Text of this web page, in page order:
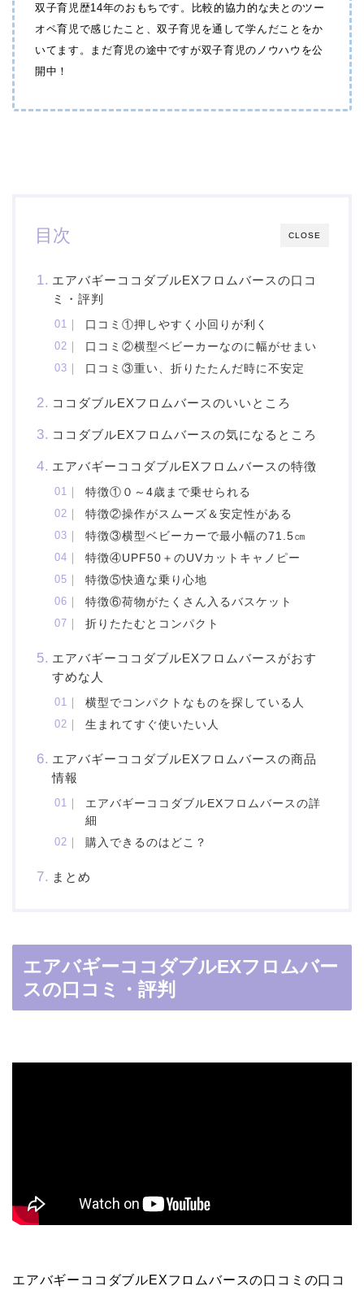
双子育児歴14年のおもちです。比較的協力的な夫とのツー
オペ育児で感じたこと、双子育児を通して学んだことをか
いてます。まだ育児の途中ですが双子育児のノウハウを公
開中！
CLOSE
目次
エアバギーココダブルEXフロムバースの口コ
ミ・評判
口コミ①押しやすく小回りが利く
口コミ②横型ベビーカーなのに幅がせまい
口コミ③重い、折りたたんだ時に不安定
ココダブルEXフロムバースのいいところ
ココダブルEXフロムバースの気になるところ
エアバギーココダブルEXフロムバースの特徴
特徴①０～4歳まで乗せられる
特徴②操作がスムーズ＆安定性がある
特徴③横型ベビーカーで最小幅の71.5㎝
特徴④UPF50＋のUVカットキャノピー
特徴⑤快適な乗り心地
特徴⑥荷物がたくさん入るバスケット
折りたたむとコンパクト
エアバギーココダブルEXフロムバースがおす
すめな人
横型でコンパクトなものを探している人
生まれてすぐ使いたい人
エアバギーココダブルEXフロムバースの商品
情報
エアバギーココダブルEXフロムバースの詳
細
購入できるのはどこ？
まとめ
エアバギーココダブルEXフロムバー
スの口コミ・評判
エアバギーココダブルEXフロムバースの口コミの口コ